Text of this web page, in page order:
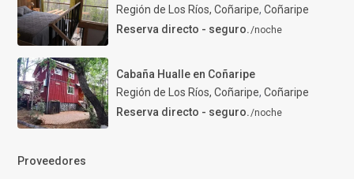
Región de Los Ríos, Coñaripe, Coñaripe
Reserva directo - seguro./noche
Cabaña Hualle en Coñaripe
Región de Los Ríos, Coñaripe, Coñaripe
Reserva directo - seguro./noche
Proveedores